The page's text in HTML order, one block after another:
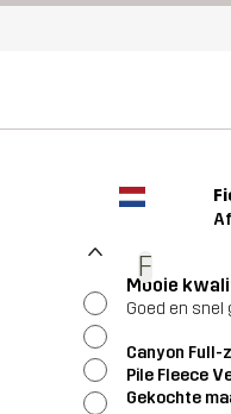
F
Mooie
Goed en
Canyon Full-
Pile Fleece
Gekochte